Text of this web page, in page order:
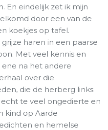
En eindelijk zet ik mijn
door een van de
koekjes op tafel.
haren in een paarse
Met veel kennis en
na het andere
over die
die de herberg links
te veel ongedierte en
kind op Aarde
en hemelse